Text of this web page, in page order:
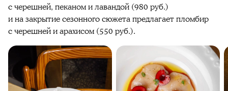
с черешней, пеканом и лавандой (980 руб.)
и на закрытие сезонного сюжета предлагает пломбир
с черешней и арахисом (550 руб.).